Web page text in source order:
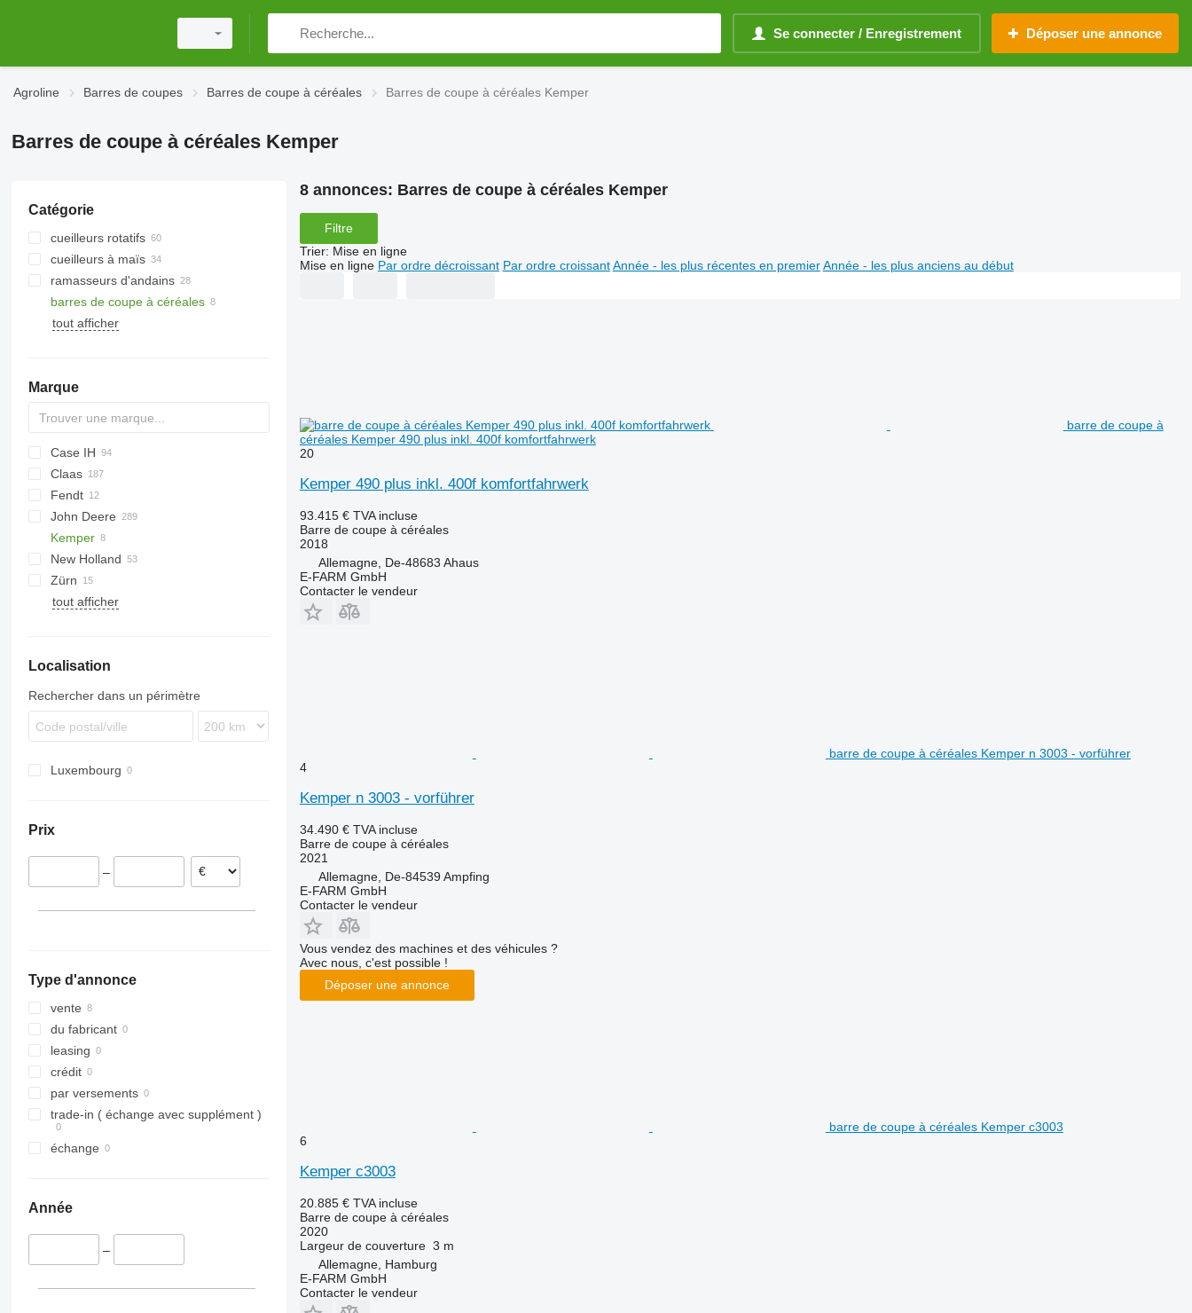
Se connecter / Enregistrement Déposer une annonce
Agroline Barres de coupes Barres de coupe à céréales Barres de coupe à céréales Kemper
Barres de coupe à céréales Kemper
Catégorie
cueilleurs rotatifs
cueilleurs à maïs
ramasseurs d'andains
barres de coupe à céréales
tout afficher
Marque
Crop Ranger
Spartan
Case IH
1020
1030
2020
TerraFlex
F-series
Claas
C-series
Cerio
Conspeed
Convio Flex
Corio
Direct Disc
Orbis
Vario
Fendt
HORIZON
John Deere
622R
625R
630F
630R
635F
635X
920
F-series
Kemper
Big X
EasyCollect
XDisc
New Holland
TX
Corn Champion
Zürn
Profi Cut
tout afficher
Localisation
Rechercher dans un périmètre
Luxembourg
Prix
–
Type d'annonce
vente
du fabricant
leasing
crédit
par versements
trade-in ( échange avec supplément )
échange
Année
–
8 annonces: Barres de coupe à céréales Kemper
Filtre
Trier: Mise en ligne
Mise en ligne Par ordre décroissant Par ordre croissant Année - les plus récentes en premier Année - les plus anciens au début
barre de coupe à
céréales Kemper 490 plus inkl. 400f komfortfahrwerk
20
Kemper 490 plus inkl. 400f komfortfahrwerk
93.415 € TVA incluse
Barre de coupe à céréales
2018
Allemagne, De-48683 Ahaus
E-FARM GmbH
Contacter le vendeur
barre de coupe à céréales Kemper n 3003 - vorführer
4
Kemper n 3003 - vorführer
34.490 € TVA incluse
Barre de coupe à céréales
2021
Allemagne, De-84539 Ampfing
E-FARM GmbH
Contacter le vendeur
Vous vendez des machines et des véhicules ?
Avec nous, c'est possible !
Déposer une annonce
barre de coupe à céréales Kemper c3003
6
Kemper c3003
20.885 € TVA incluse
Barre de coupe à céréales
2020
Largeur de couverture 3 m
Allemagne, Hamburg
E-FARM GmbH
Contacter le vendeur